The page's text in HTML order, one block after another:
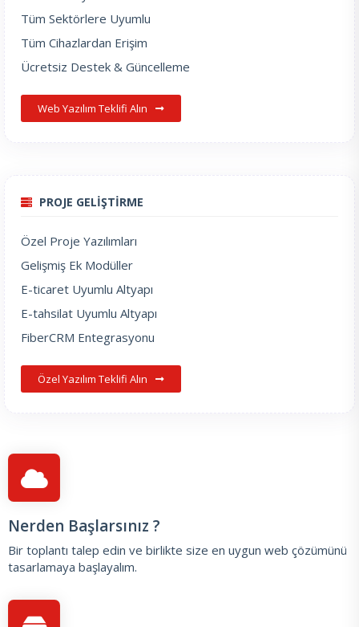
Tüm Sektörlere Uyumlu
Tüm Cihazlardan Erişim
Ücretsiz Destek & Güncelleme
Web Yazılım Teklifi Alın
PROJE GELİŞTİRME
Özel Proje Yazılımları
Gelişmiş Ek Modüller
E-ticaret Uyumlu Altyapı
E-tahsilat Uyumlu Altyapı
FiberCRM Entegrasyonu
Özel Yazılım Teklifi Alın
Nerden Başlarsınız ?
Bir toplantı talep edin ve birlikte size en uygun web çözümünü
tasarlamaya başlayalım.